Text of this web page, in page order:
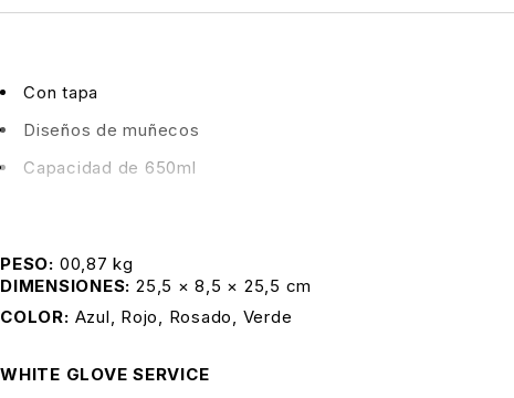
Con tapa
Diseños de muñecos
Capacidad de 650ml
PESO 00,87 kg
DIMENSIONES 25,5 × 8,5 × 25,5 cm
COLOR Azul, Rojo, Rosado, Verde
WHITE GLOVE SERVICE